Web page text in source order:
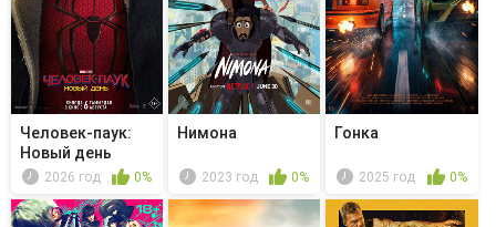
Человек-паук:
Новый день
2026 год 0%
Нимона
2023 год 0%
Гонка
2025 год 0%